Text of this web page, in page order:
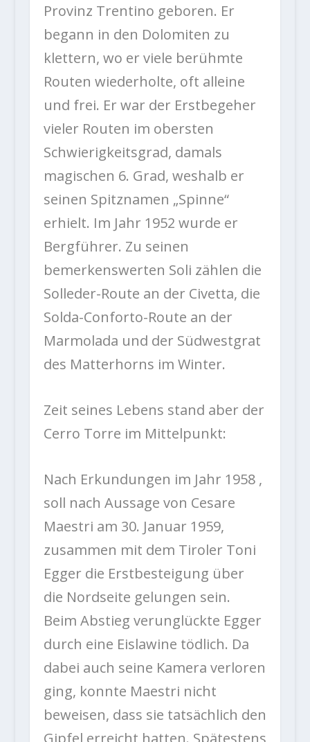
Provinz Trentino geboren. Er
begann in den Dolomiten zu
klettern, wo er viele berühmte
Routen wiederholte, oft alleine
und frei. Er war der Erstbegeher
vieler Routen im obersten
Schwierigkeitsgrad, damals
magischen 6. Grad, weshalb er
seinen Spitznamen „Spinne“
erhielt. Im Jahr 1952 wurde er
Bergführer. Zu seinen
bemerkenswerten Soli zählen die
Solleder-Route an der Civetta, die
Solda-Conforto-Route an der
Marmolada und der Südwestgrat
des Matterhorns im Winter.
Zeit seines Lebens stand aber der
Cerro Torre im Mittelpunkt:
Nach Erkundungen im Jahr 1958 ,
soll nach Aussage von Cesare
Maestri am 30. Januar 1959,
zusammen mit dem Tiroler Toni
Egger die Erstbesteigung über
die Nordseite gelungen sein.
Beim Abstieg verunglückte Egger
durch eine Eislawine tödlich. Da
dabei auch seine Kamera verloren
ging, konnte Maestri nicht
beweisen, dass sie tatsächlich den
Gipfel erreicht hatten. Spätestens